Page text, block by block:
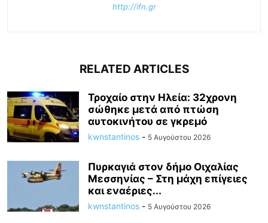
http://ifn.gr
RELATED ARTICLES
Τροχαίο στην Ηλεία: 32χρονη
σώθηκε μετά από πτώση
αυτοκινήτου σε γκρεμό
kwnstantinos - 5 Αυγούστου 2026
Πυρκαγιά στον δήμο Οιχαλίας
Μεσσηνίας – Στη μάχη επίγειες
και εναέριες...
kwnstantinos - 5 Αυγούστου 2026